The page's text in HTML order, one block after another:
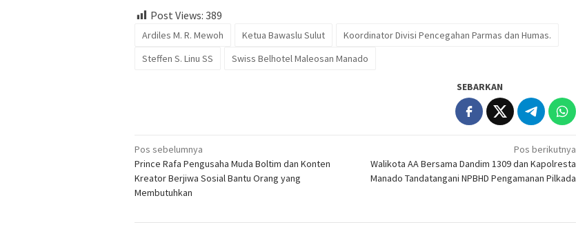
Post Views: 389
Ardiles M. R. Mewoh Ketua Bawaslu Sulut
Koordinator Divisi Pencegahan Parmas dan Humas.
Steffen S. Linu SS
Swiss Belhotel Maleosan Manado
SEBARKAN
Navigasi
pos
Pos sebelumnya
Prince Rafa Pengusaha Muda Boltim dan Konten
Kreator Berjiwa Sosial Bantu Orang yang
Membutuhkan
Pos berikutnya
Walikota AA Bersama Dandim 1309 dan Kapolresta
Manado Tandatangani NPBHD Pengamanan Pilkada